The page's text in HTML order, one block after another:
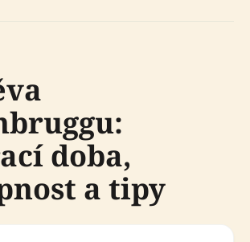
doba,
a tipy